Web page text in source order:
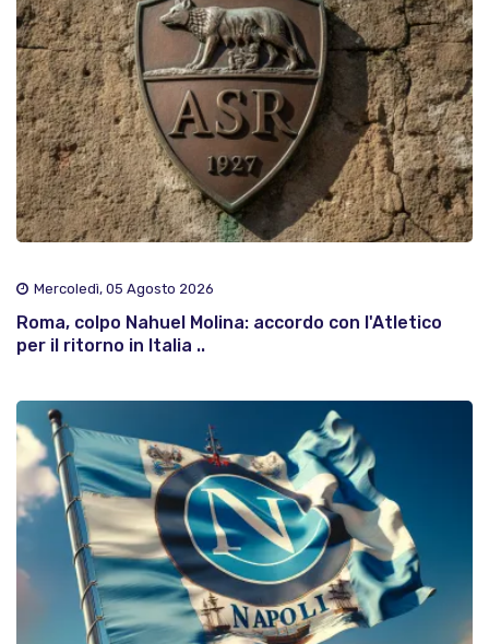
Mercoledì, 05 Agosto 2026
Roma, colpo Nahuel Molina: accordo con l'Atletico
per il ritorno in Italia ..